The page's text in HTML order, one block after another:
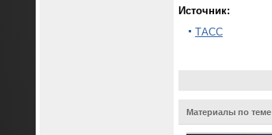
Источник:
ТАСС
Материалы по теме